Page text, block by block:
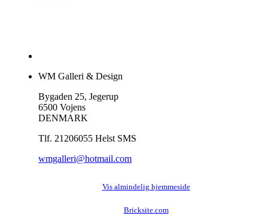
WM Galleri & Design
Bygaden 25, Jegerup
6500 Vojens
DENMARK
Tlf. 21206055 Helst SMS
wmgalleri@hotmail.com
Vis almindelig hjemmeside
Bricksite.com